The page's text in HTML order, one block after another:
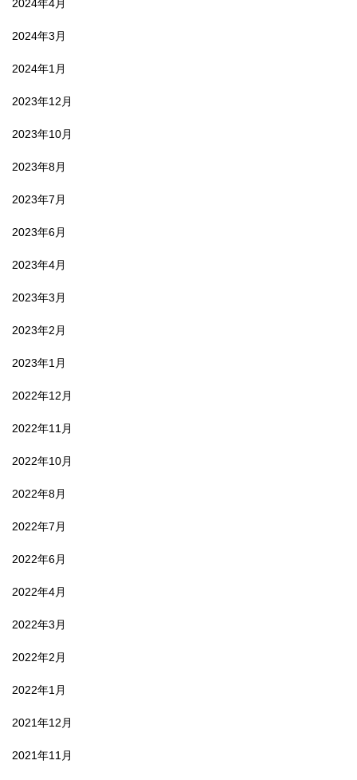
2024年4月
2024年3月
2024年1月
2023年12月
2023年10月
2023年8月
2023年7月
2023年6月
2023年4月
2023年3月
2023年2月
2023年1月
2022年12月
2022年11月
2022年10月
2022年8月
2022年7月
2022年6月
2022年4月
2022年3月
2022年2月
2022年1月
2021年12月
2021年11月